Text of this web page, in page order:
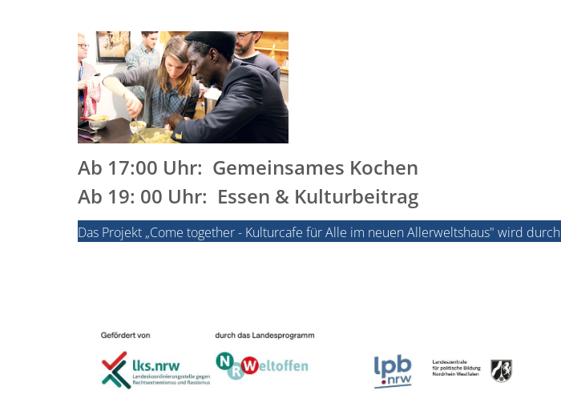
Ab 17:00 Uhr: Gemeinsames Kochen
Ab 19: 00 Uhr: Essen & Kulturbeitrag
Das Projekt „Come together - Kulturcafe für Alle im neuen Allerweltshaus" wird